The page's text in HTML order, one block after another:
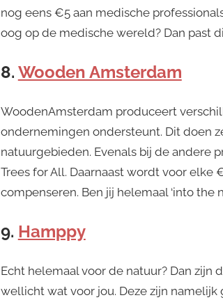
nog eens €5 aan medische
oog op de medische wereld? Dan past
8. Wooden Amsterdam
WoodenAmsterdam produceert
ondernemingen ondersteunt. Dit doen
natuurgebieden. Evenals bij de andere
Trees for All. Daarnaast wordt voor
compenseren. Ben jij helemaal ‘into the
9. Hamppy
Echt helemaal voor de natuur? Dan zijn
wellicht wat voor jou. Deze zijn namelijk